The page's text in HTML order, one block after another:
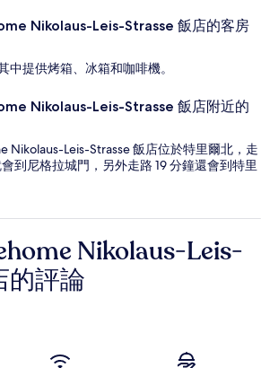
Nikolaus-Leis-Strasse 飯店的客房
中提供烤箱、冰箱和咖啡機。
Nikolaus-Leis-Strasse 飯店附近的
Nikolaus-Leis-Strasse 飯店位於特里爾北，走
到尼格拉城門，另外走路 19 分鐘還會到特里
Nikolaus-Leis-
的評論